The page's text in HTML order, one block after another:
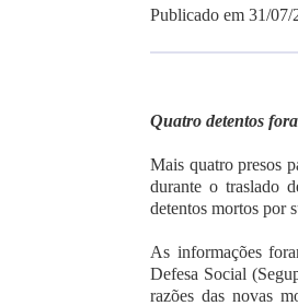
Publicado em 31/07/
Quatro detentos
Mais quatro presos
durante o traslado
detentos mortos por
As informações
Defesa Social
razões das novas